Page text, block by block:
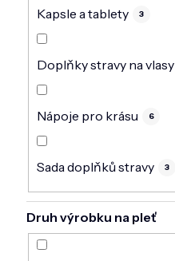
Kapsle a tablety 3
Doplňky stravy na vlasy
Nápoje pro krásu 6
Sada doplňků stravy 3
Druh výrobku na pleť